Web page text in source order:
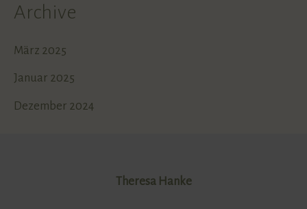
Archive
März 2025
Januar 2025
Dezember 2024
Theresa Hanke